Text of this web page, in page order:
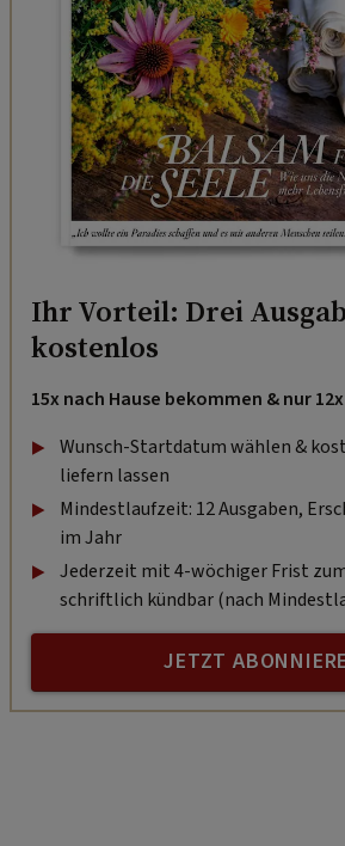
Ihr Vorteil: Drei
kostenlos
15x nach Hause bekommen & nur
Wunsch-Startdatum wählen &
liefern lassen
Mindestlaufzeit: 12 Ausgaben,
im Jahr
Jederzeit mit 4-wöchiger Frist
schriftlich kündbar (nach
JETZT